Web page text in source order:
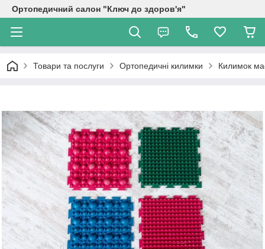
Ортопедичний салон "Ключ до здоров'я"
Товари та послуги Ортопедичні килимки Килимок